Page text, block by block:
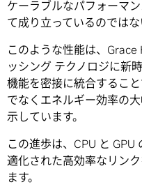
ケーラブルなパフォーマ
て成り立っているのではな
このような性能は、
ッシング テクノロジに新
機能を密接に統合するこ
でなくエネルギー効率の
示しています。
この進歩は、CPU と
適化された高効率なリン
ます。